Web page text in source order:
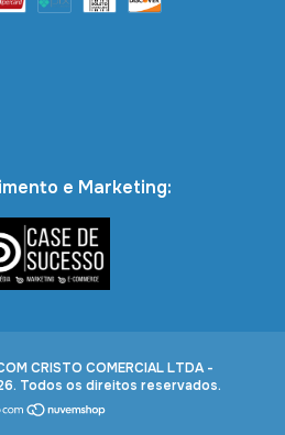
e Marketing:
CRISTO COMERCIAL LTDA -
Todos os direitos reservados.